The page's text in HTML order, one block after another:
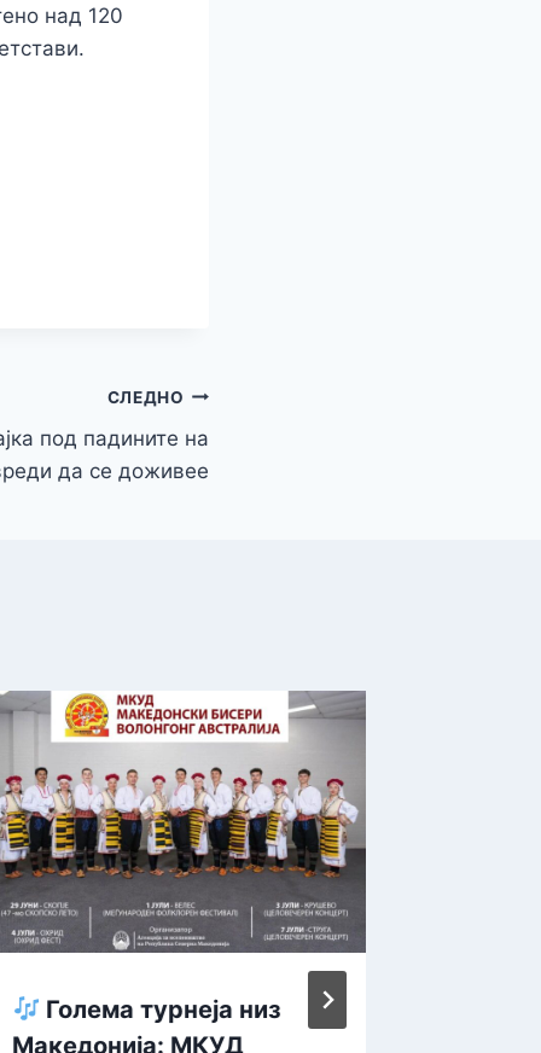
над 120
СЛЕДНО
под падините на
да се доживее
Голема турнеја низ
Македонија: МКУД